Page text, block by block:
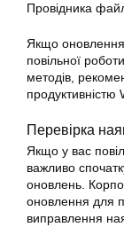
Провідника
Якщо
повільної
методів,
продуктивністю
Перевірка
Якщо у вас
важливо
оновлень.
оновлення для
виправлення